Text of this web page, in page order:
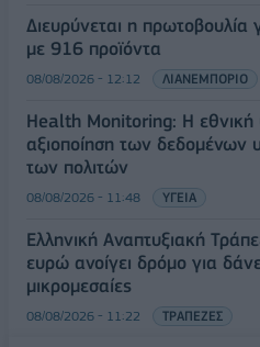
Διευρύνεται η πρωτοβουλία
με 916 προϊόντα
08/08/2026 - 12:12 ΛΙΑΝΕΜΠΟΡΙΟ
Health Monitoring: Η εθνική
αξιοποίηση των δεδομένων
των πολιτών
08/08/2026 - 11:48 ΥΓΕΙΑ
Ελληνική Αναπτυξιακή
ευρώ ανοίγει δρόμο για
μικρομεσαίες
08/08/2026 - 11:22 ΤΡΑΠΕΖΕΣ